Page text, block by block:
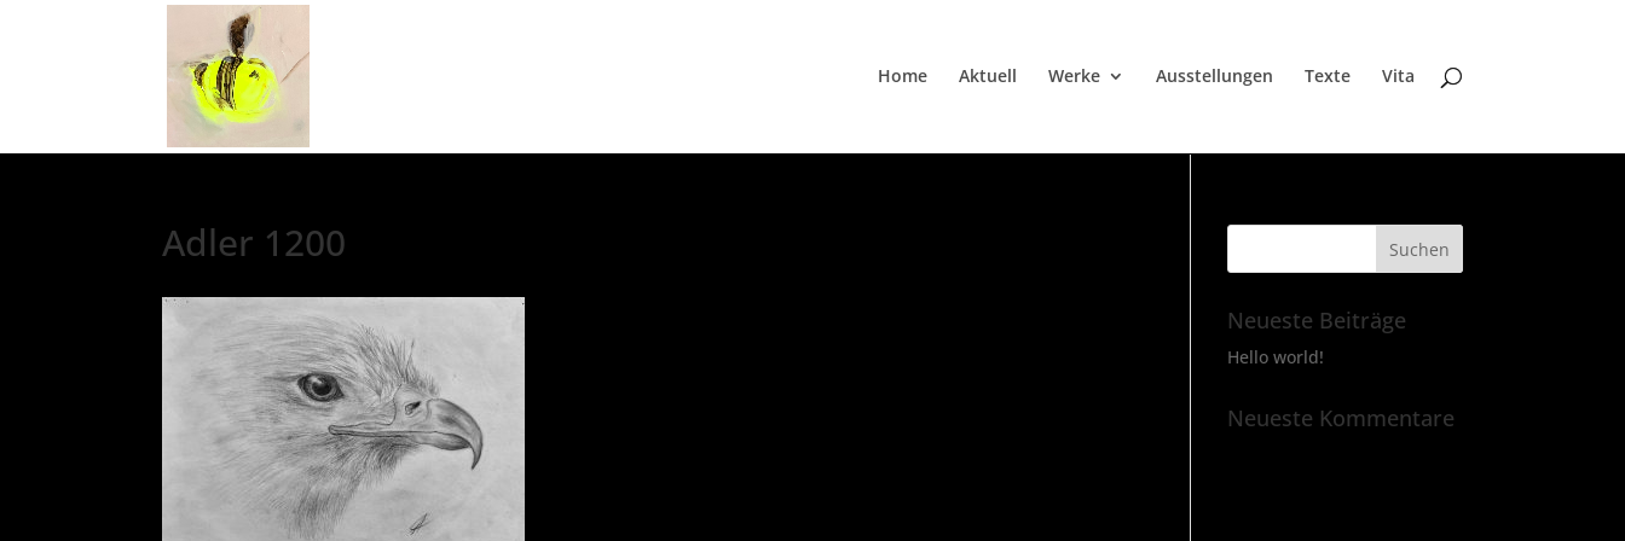
Home Aktuell Werke Ausstellungen Texte Vita
Adler 1200
Neueste Beiträge
Hello world!
Neueste Kommentare